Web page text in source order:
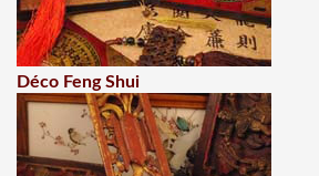
Déco Feng Shui